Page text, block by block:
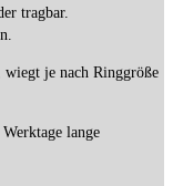
tragbar.
je nach Ringgröße
lange